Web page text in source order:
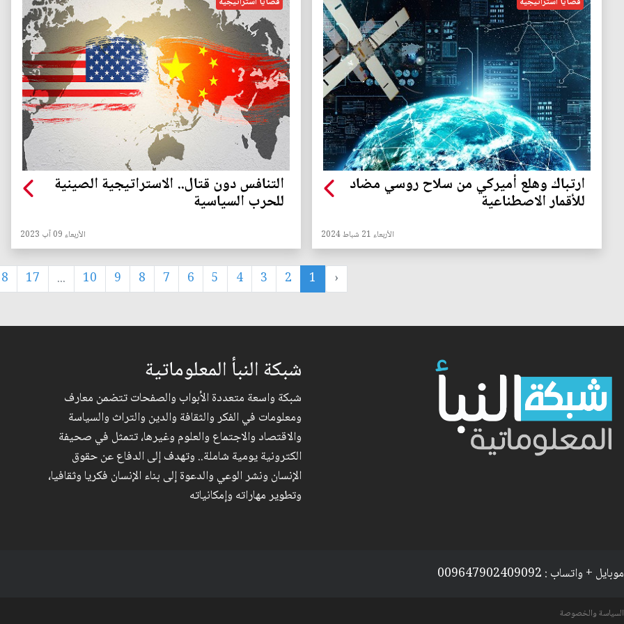
ارتباك وهلع أميركي من سلاح روسي مضاد
للأقمار الاصطناعية
الأربعاء 21 شباط 2024
التنافس دون قتال.. الاستراتيجية الصينية
للحرب السياسية
الأربعاء 09 آب 2023
‹
1
2
3
4
5
6
7
8
9
10
...
17
شبكة النبأ المعلوماتية
شبكة واسعة متعددة الأبواب والصفحات تتضمن معارف
ومعلومات في الفكر والثقافة والدين والتراث والسياسة
والاقتصاد والاجتماع والعلوم وغيرها، تتمثل في صحيفة
الكترونية يومية شاملة.. وتهدف إلى الدفاع عن حقوق
الإنسان ونشر الوعي والدعوة إلى بناء الإنسان فكريا وثقافيا،
وتطوير مهاراته وإمكانياته
موبايل + واتساب : 009647902409092
السياسة والخصوصة